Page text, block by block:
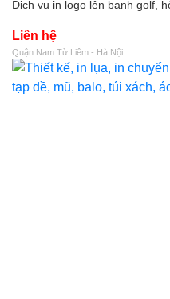
Dịch vụ in logo lên banh golf,
Liên hệ
Quận Nam Từ Liêm - Hà Nội